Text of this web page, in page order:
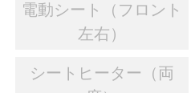
電動シート（フロント
左右）
シートヒーター（両